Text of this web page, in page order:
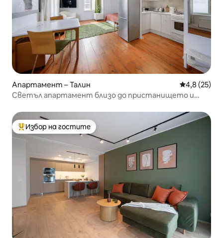
Апартамент – Талин Средна
4,8 (25)
Светъл апартамент близо до пристанището и
Най-популярен избор на гостите
Избор на гостите